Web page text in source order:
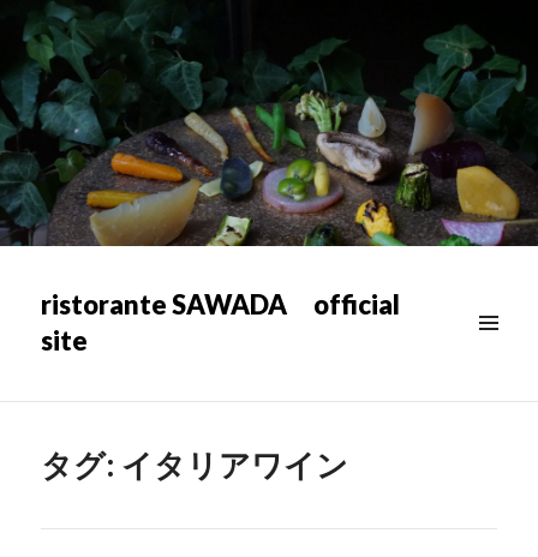
ristorante SAWADA official
site
ット
タグ: イタリアワイン